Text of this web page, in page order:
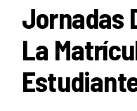
Jornadas
La